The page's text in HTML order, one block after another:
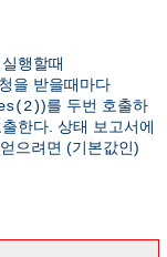
행할때
을 받을때마다
)를 두번 호출하
한다. 상태 보고서에
으려면 (기본값인)